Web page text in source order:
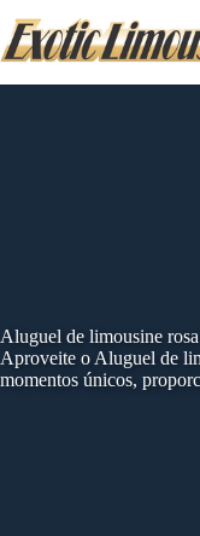
to
content
Aluguel de limousine
Aproveite o Aluguel de
momentos únicos,